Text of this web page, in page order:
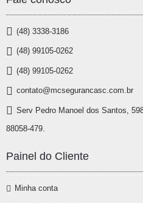
(48) 3338-3186
(48) 99105-0262
(48) 99105-0262
contato@mcsegurancasc.com.br
Serv Pedro Manoel dos Santos,
88058-479.
Painel do Cliente
Minha conta